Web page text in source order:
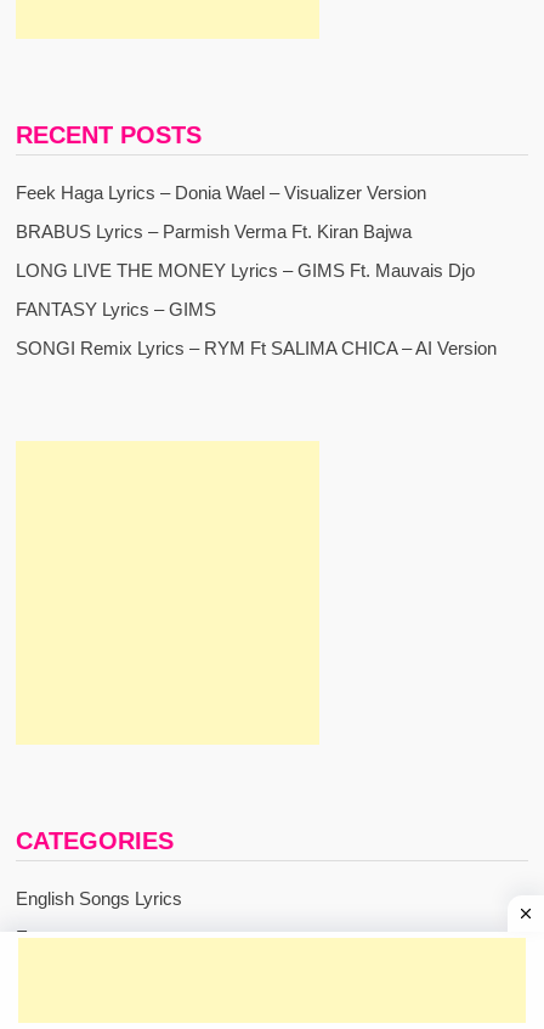
RECENT POSTS
Feek Haga Lyrics – Donia Wael – Visualizer Version
BRABUS Lyrics – Parmish Verma Ft. Kiran Bajwa
LONG LIVE THE MONEY Lyrics – GIMS Ft. Mauvais Djo
FANTASY Lyrics – GIMS
SONGI Remix Lyrics – RYM Ft SALIMA CHICA – AI Version
CATEGORIES
English Songs Lyrics
Events